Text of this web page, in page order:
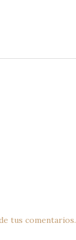
tus comentarios.